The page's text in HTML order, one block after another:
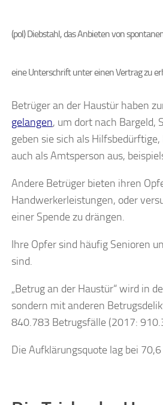
(pol) Diebstahl, das Anbieten von
eine Unterschrift unter einen Vertrag zu
Betrüger an der Haustür haben
gelangen, um dort nach Bargeld,
geben sie sich als
auch als Amtsperson aus,
Andere Betrüger bieten ihren
Handwerkerleistungen, oder
einer Spende zu drängen.
Ihre Opfer sind häufig Senioren
sind.
„Betrug an der Haustür“ wird in
sondern mit anderen
840.783 Betrugsfälle (2017:
Die Aufklärungsquote lag bei